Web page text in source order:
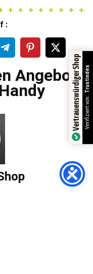
:
Angebote
Vertrauenswürdiger ShopVerifiziert von:
Trustindex